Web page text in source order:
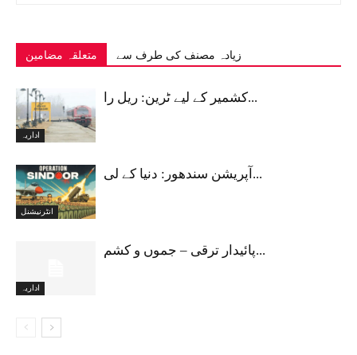
متعلقہ مضامین زیادہ مصنف کی طرف سے
اداریہ
کشمیر کے لیے ٹرین: ریل را...
انٹرنیشنل
آپریشن سندھور: دنیا کے لی...
اداریہ
پائیدار ترقی – جموں و کشم...